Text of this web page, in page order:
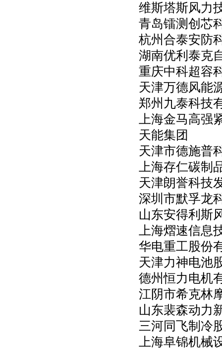
维斯塔斯风力
青岛镭测创芯
杭州合泰安防
湖南优利泰克
重庆中科超容
天津万德风能
郑州九泰科技
上海金马高强
天能集团
天津市德施普
上海存仁碳制
天津朗誉科技
深圳市默孚龙
山东安得利斯
上海熠速信息
华电重工股份
天津力神电池
德州恒力电机
江阴市希克林
山东裴森动力
三河同飞制冷
上海阜锦机械